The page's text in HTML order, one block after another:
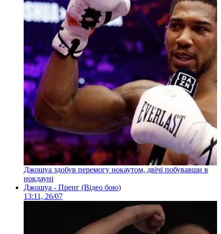
Джошуа здобув перемогу нокаутом, двічі побувавши в
нокдауні
Джошуа - Пренг (Відео бою)
13:11, 26/07